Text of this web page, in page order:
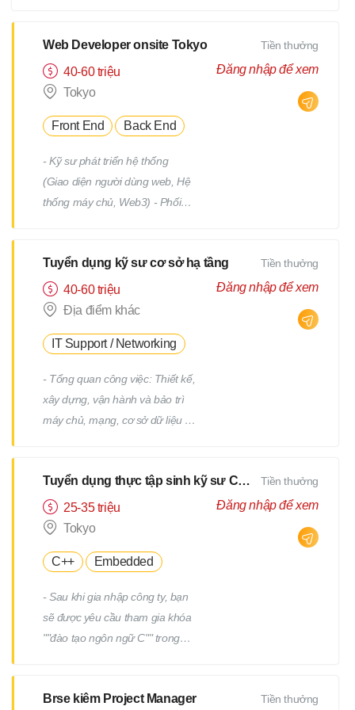
triển Quản lý: Chất lượng
(Quality) Tiến độ (Progress)
Thời hạn (Deadline)
Web Developer onsite Tokyo
40-60 triệu
Tokyo
Front End Back End
- Kỹ sư phát triển hệ thống
(Giao diện người dùng web, Hệ
thống máy chủ, Web3) - Phối
chính hoặc từng địa điểm dự án
(trong phạm vi 23 quận của
Tokyo) *Việc chuyển giao dự án
Tiền thưởng
Đăng nhập để xem
Tuyển dụng kỹ sư cơ sở hạ tầng
40-60 triệu
Địa điểm khác
IT Support / Networking
- Tổng quan công việc: Thiết kế,
xây dựng, vận hành và bảo trì
máy chủ, mạng, cơ sở dữ liệu /
cả các giai đoạn trên và dưới
của quy trình. Chúng tôi sẽ giao
cho bạn các công việc phù hợp
bạn. - Ví dụ về công việc: Thiết
Windows/Linux Tái cấu trúc hạ
tầng liên quan đến việc thay thế
hệ điều hành hoặc phần mềm
Tiền thưởng
Đăng nhập để xem
Tuyển dụng thực tập sinh kỹ sư CNTT
25-35 triệu
Tokyo
C++ Embedded
- Sau khi gia nhập công ty, bạn
sẽ được yêu cầu tham gia khóa
""đào tạo ngôn ngữ C"" trong
yêu cầu tham gia thêm một
Tiền thưởng
Đăng nhập để xem
Brse kiêm Project Manager
Tiền thưởng